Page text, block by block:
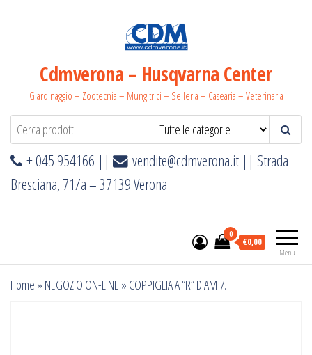
Cdmverona – Husqvarna Center
Giardinaggio – Zootecnia – Mungitrici – Selleria – Casearia – Veterinaria
+ 045 954166 || vendite@cdmverona.it || Strada
Bresciana, 71/a – 37139 Verona
Menu
0
€0,00
Home » NEGOZIO ON-LINE » COPPIGLIA A “R” DIAM 7.